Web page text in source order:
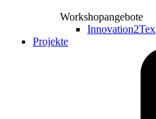
Workshopangebote
Innovation2Tex
Projekte